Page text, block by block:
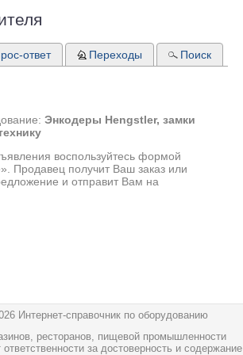
Энкодеры Hengstler, замки
воспользуйтесь формой
Продавец получит Ваш заказ или
и отправит Вам на
ответ Переходы Поиск
Интернет-справочник по оборудованию
ресторанов, пищевой промышленности
за достоверность и содержание